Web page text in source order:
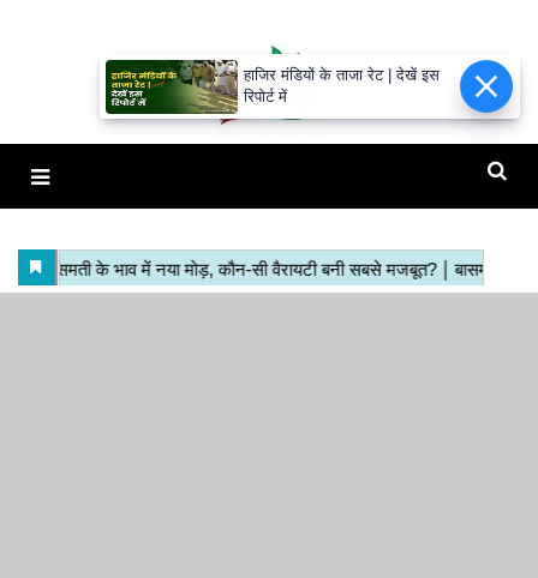
हाजिर मंडियों के ताजा रेट | देखें इस
रिपोर्ट में